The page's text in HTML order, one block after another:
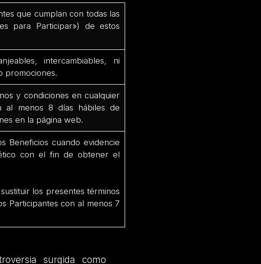
que cumplan con todas las
para Participar») de estos
intercambiables, ni
promociones.
y condiciones en cualquier
al menos 8 días hábiles de
en la página web.
Beneficios cuando evidencie
con el fin de obtener el
los presentes términos
Participantes con al menos 7
surgida como